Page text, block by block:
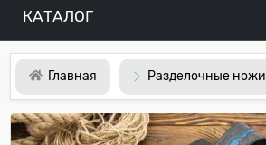
КАТАЛОГ
Главная Разделочные ножи